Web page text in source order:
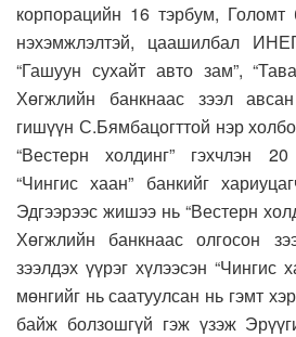
корпорацийн 16 тэрбум,
нэхэмжлэлтэй, цаашилбал
“Гашуун сухайт авто зам”,
Хөгжлийн банкнаас зээл
гишүүн С.Бямбацогттой нэр
“Вестерн холдинг” гэхчлэн
“Чингис хаан” банкийг
Эдгээрээс жишээ нь “Вестерн
Хөгжлийн банкнаас олгосон
зээлдэх үүрэг хүлээсэн “Чингис
мөнгийг нь саатуулсан нь гэмт
байж болзошгүй гэж үзэж